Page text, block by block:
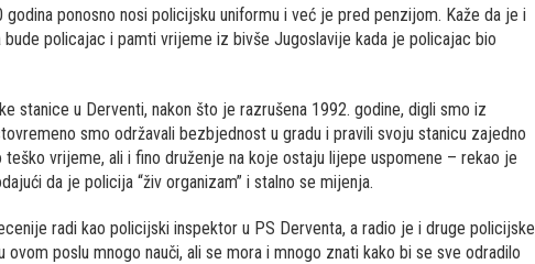
godina ponosno nosi policijsku uniformu i već je pred penzijom. Kaže da je i
bude policajac i pamti vrijeme iz bivše Jugoslavije kada je policajac bio
stanice u Derventi, nakon što je razrušena 1992. godine, digli smo iz
smo održavali bezbjednost u gradu i pravili svoju stanicu zajedno
teško vrijeme, ali i fino druženje na koje ostaju lijepe uspomene – rekao je
da je policija “živ organizam” i stalno se mijenja.
radi kao policijski inspektor u PS Derventa, a radio je i druge policijske
ovom poslu mnogo nauči, ali se mora i mnogo znati kako bi se sve odradilo